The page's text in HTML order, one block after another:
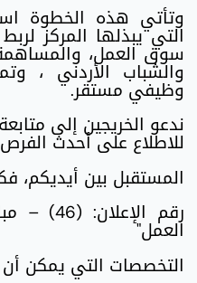
وتأتي هذه الخطوة
التي يبذلها المركز
سوق العمل،
والشباب الأردني ،
وظيفي مستقر.
ندعو الخريجين إلى
للاطلاع على أحدث
المستقبل بين أيديكم،
رقم
العمل"
التخصصات التي يمكن